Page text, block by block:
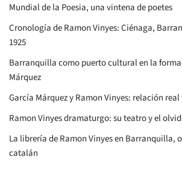
Mundial de la Poesia, una vintena de poetes
Cronología de Ramon Vinyes: Ciénaga,
1925
Barranquilla como puerto cultural en la
Márquez
García Márquez y Ramon Vinyes: relación
Ramon Vinyes dramaturgo: su teatro y el
La librería de Ramon Vinyes en Barranquilla,
catalán